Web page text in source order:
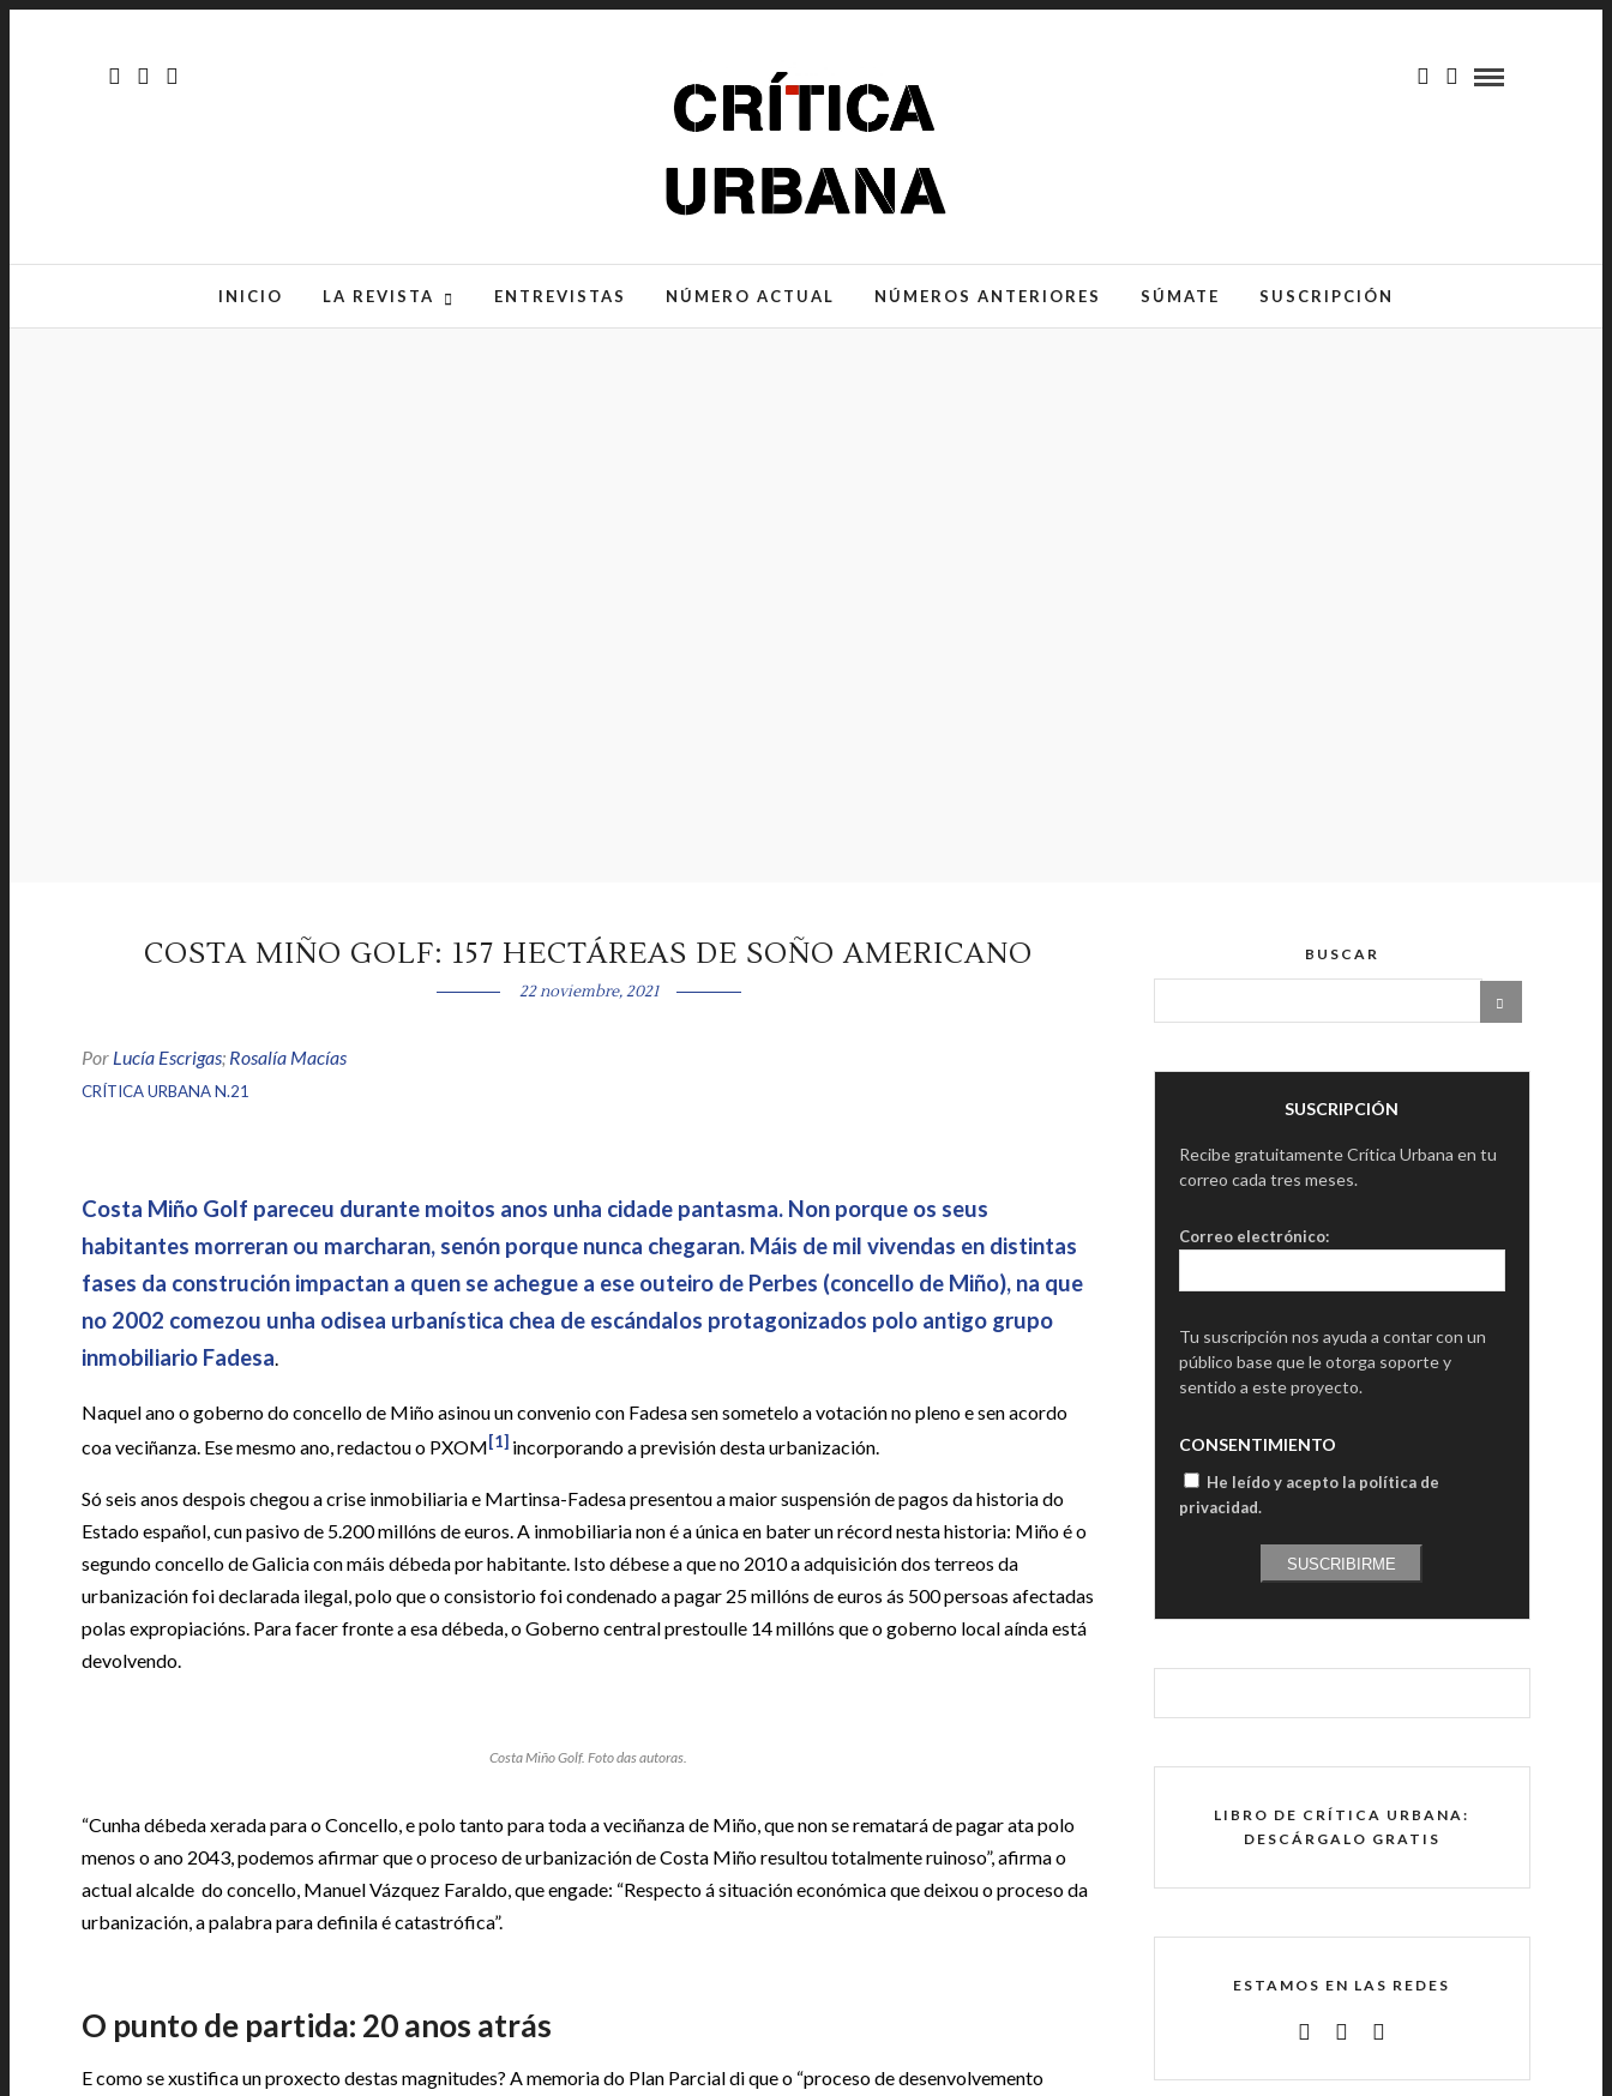
INICIO LA REVISTA ENTREVISTAS NÚMERO ACTUAL NÚMEROS ANTERIORES SÚMATE SUSCRIPCIÓN
COSTA MIÑO GOLF: 157 HECTÁREAS DE SOÑO AMERICANO
22 noviembre, 2021
Por Lucía Escrigas; Rosalía Macías
CRÍTICA URBANA N.21
Costa Miño Golf pareceu durante moitos anos unha cidade pantasma. Non porque os seus
habitantes morreran ou marcharan, senón porque nunca chegaran. Máis de mil vivendas en distintas
fases da construción impactan a quen se achegue a ese outeiro de Perbes (concello de Miño), na que
no 2002 comezou unha odisea urbanística chea de escándalos protagonizados polo antigo grupo
inmobiliario Fadesa.
Naquel ano o goberno do concello de Miño asinou un convenio con Fadesa sen sometelo a votación no pleno e sen acordo
coa veciñanza. Ese mesmo ano, redactou o PXOM[1] incorporando a previsión desta urbanización.
Só seis anos despois chegou a crise inmobiliaria e Martinsa-Fadesa presentou a maior suspensión de pagos da historia do
Estado español, cun pasivo de 5.200 millóns de euros. A inmobiliaria non é a única en bater un récord nesta historia: Miño é o
segundo concello de Galicia con máis débeda por habitante. Isto débese a que no 2010 a adquisición dos terreos da
urbanización foi declarada ilegal, polo que o consistorio foi condenado a pagar 25 millóns de euros ás 500 persoas afectadas
polas expropiacións. Para facer fronte a esa débeda, o Goberno central prestoulle 14 millóns que o goberno local aínda está
devolvendo.
Costa Miño Golf. Foto das autoras.
“Cunha débeda xerada para o Concello, e polo tanto para toda a veciñanza de Miño, que non se rematará de pagar ata polo
menos o ano 2043, podemos afirmar que o proceso de urbanización de Costa Miño resultou totalmente ruinoso”, afirma o
actual alcalde do concello, Manuel Vázquez Faraldo, que engade: “Respecto á situación económica que deixou o proceso da
urbanización, a palabra para definila é catastrófica”.
O punto de partida: 20 anos atrás
E como se xustifica un proxecto destas magnitudes? A memoria do Plan Parcial di que o “proceso de desenvolvemento
BUSCAR
SUSCRIPCIÓN
Recibe gratuitamente Crítica Urbana en tu
correo cada tres meses.
Correo electrónico:
Tu suscripción nos ayuda a contar con un
público base que le otorga soporte y
sentido a este proyecto.
CONSENTIMIENTO
He leído y acepto la política de
privacidad.
SUSCRIBIRME
LIBRO DE CRÍTICA URBANA:
DESCÁRGALO GRATIS
ESTAMOS EN LAS REDES